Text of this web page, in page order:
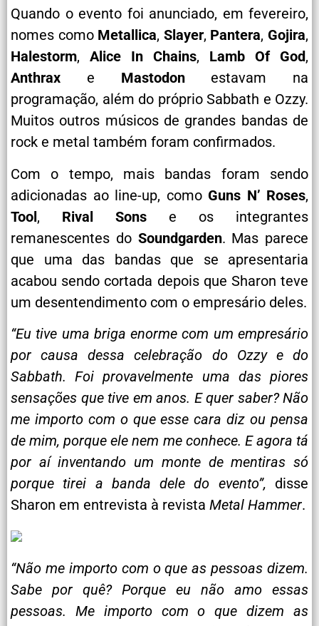
Quando o evento foi anunciado, em fevereiro,
nomes comoMetallica, Slayer, Pantera, Gojira,
Halestorm, Alice In Chains, Lamb Of God,
Anthrax e Mastodonestavam na
programação, além do próprio Sabbath e Ozzy.
Muitos outros músicos de grandes bandas de
rock e metal também foram confirmados.
Com o tempo, mais bandas foram sendo
adicionadas ao line-up, como Guns N’ Roses,
Tool, Rival Sons e os integrantes
remanescentes doSoundgarden. Mas parece
que uma das bandas que se apresentaria
acabou sendo cortada depois que Sharon teve
um desentendimento com o empresário deles.
“Eu tive uma briga enorme com um empresário
por causa dessa celebração do Ozzy e do
Sabbath. Foi provavelmente uma das piores
sensações que tive em anos. E quer saber? Não
me importo com o que esse cara diz ou pensa
de mim, porque ele nem me conhece. E agora tá
por aí inventando um monte de mentiras só
porque tirei a banda dele do evento”, disse
Sharon em entrevista à revista Metal Hammer.
“Não me importo com o que as pessoas dizem.
Sabe por quê? Porque eu não amo essas
pessoas. Me importo com o que dizem as